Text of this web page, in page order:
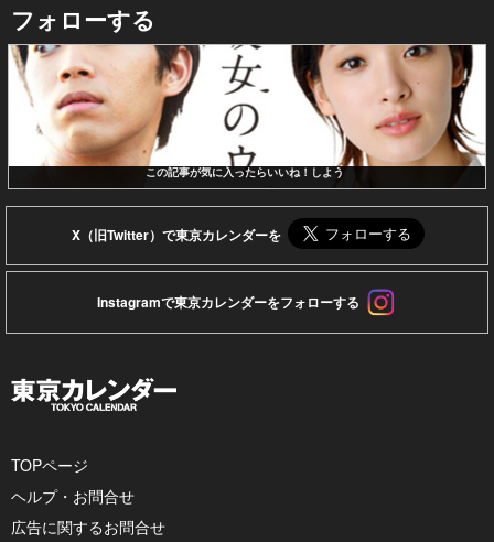
フォローする
この記事が気に入ったらいいね！しよう
X（旧Twitter）で東京カレンダーを
Instagramで東京カレンダーをフォローする
TOPページ
ヘルプ・お問合せ
広告に関するお問合せ